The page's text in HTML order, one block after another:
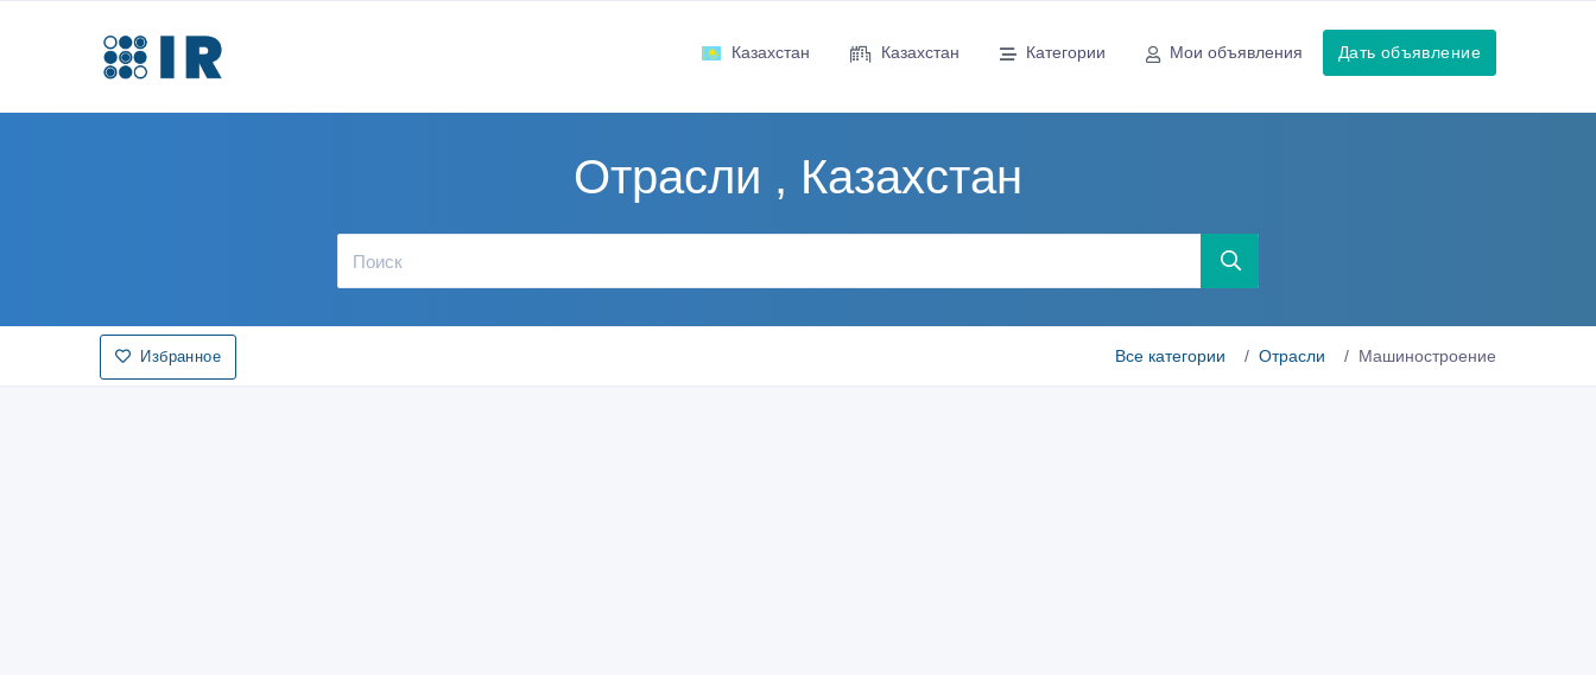
Казахстан Казахстан Категории Мои объявления Дать объявление
Отрасли , Казахстан
Избранное Все категории Отрасли Машиностроение